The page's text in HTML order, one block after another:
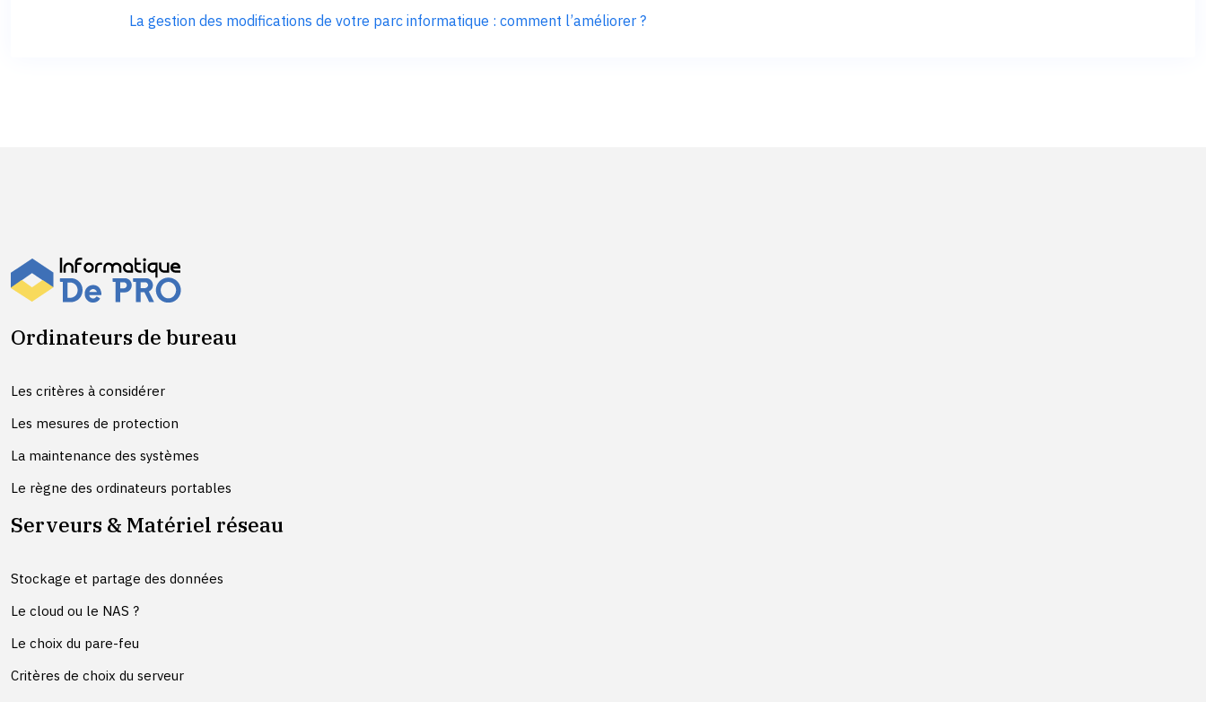
La gestion des modifications de votre parc informatique : comment l’améliorer ?
Ordinateurs de bureau
Les critères à considérer
Les mesures de protection
La maintenance des systèmes
Le règne des ordinateurs portables
Serveurs & Matériel réseau
Stockage et partage des données
Le cloud ou le NAS ?
Le choix du pare-feu
Critères de choix du serveur